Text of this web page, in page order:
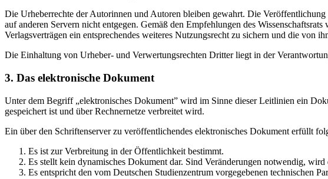
Die Urheberrechte der Autorinnen und Autoren bleiben gewahrt. Die
auf anderen Servern nicht entgegen. Gemäß den Empfehlungen des
Verlagsverträgen ein entsprechendes weiteres Nutzungsrecht zu sichern und die von
Die Einhaltung von Urheber- und Verwertungsrechten Dritter liegt in der
3. Das elektronische Dokument
Unter dem Begriff „elektronisches Dokument” wird im Sinne dieser Leitlinien ein
gespeichert ist und über Rechnernetze verbreitet wird.
Ein über den Schriftenserver zu veröffentlichendes elektronisches Dokument erfüllt
Es ist zur Verbreitung in der Öffentlichkeit bestimmt.
Es stellt kein dynamisches Dokument dar. Sind Veränderungen notwendig,
Es entspricht den vom Deutschen Studienzentrum vorgegebenen technischen